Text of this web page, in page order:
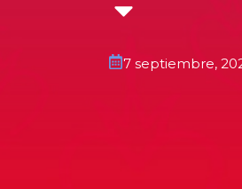
7 septiembre,